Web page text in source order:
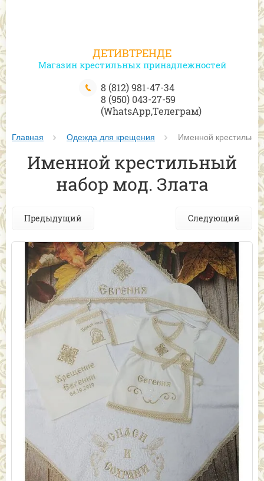
ДЕТИВТРЕНДЕ
Магазин крестильных принадлежностей
8 (812) 981-47-34
8 (950) 043-27-59
(WhatsApp,Телеграм)
Главная Одежда для крещения Именной
Именной крестильный
набор мод. Злата
Предыдущий Следующий